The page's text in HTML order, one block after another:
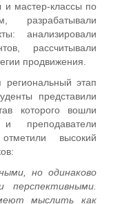
и мастер-классы по
разрабатывали
анализировали
рассчитывали
продвижения.
этап
представили
которого вошли
преподаватели
высокий
но одинаково
мыслить как